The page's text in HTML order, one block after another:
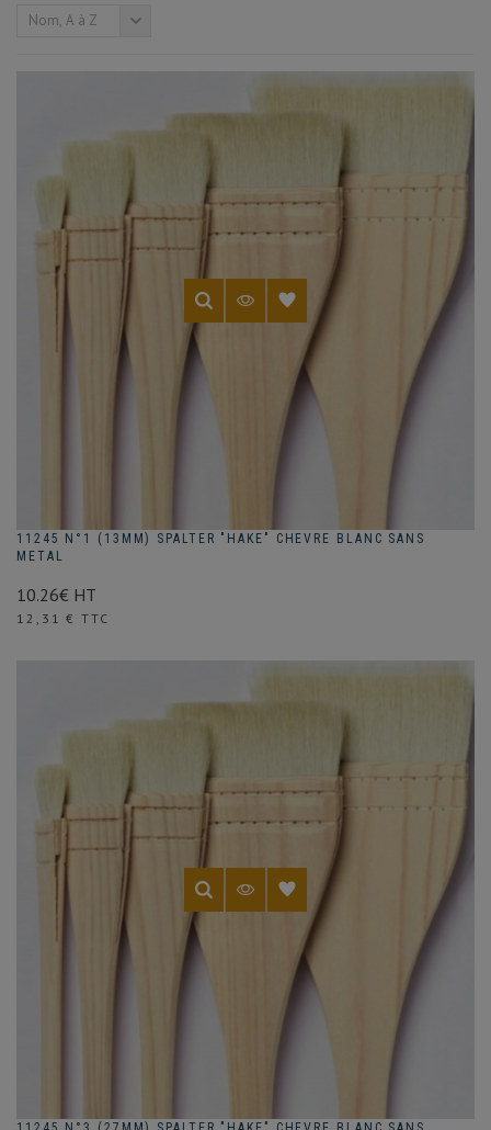
pour
Nom, A à Z
11245 N°1 (13MM) SPALTER "HAKE" CHEVRE BLANC SANS
METAL
10.26€ HT
Prix
12,31 € TTC